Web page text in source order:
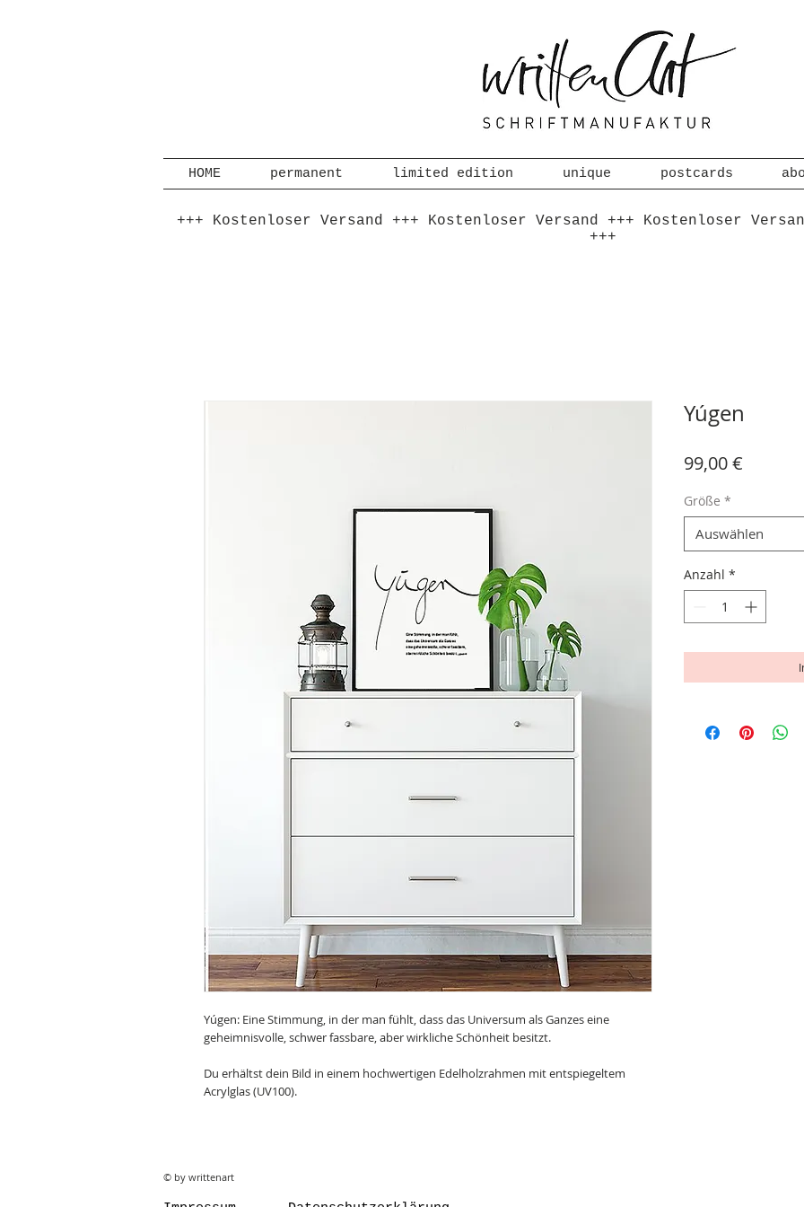
HOME permanent limited edition unique postcards
+++ Kostenloser Versand +++ Kostenloser Versand +++ Kostenloser
+++
Yúgen: Eine Stimmung, in der man fühlt, dass das Universum als Ganzes eine
geheimnisvolle, schwer fassbare, aber wirkliche Schönheit besitzt.
Du erhältst dein Bild in einem hochwertigen Edelholzrahmen mit entspiegeltem
Acrylglas (UV100).
Yúgen
99,00 €
Größe *
Auswählen
Anzahl *
© by writtenart